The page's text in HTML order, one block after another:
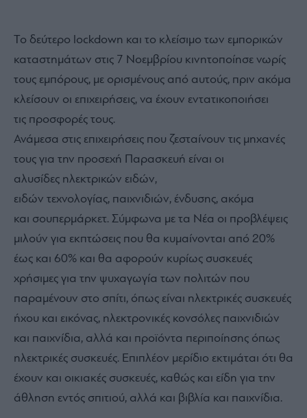
Το δεύτερο lockdown και το κλείσιμο των εμπορικών
καταστημάτων στις 7 Νοεμβρίου κινητοποίησε νωρίς
τους εμπόρους, με ορισμένους από αυτούς, πριν ακόμα
κλείσουν οι επιχειρήσεις, να έχουν εντατικοποιήσει
τις προσφορές τους.
Ανάμεσα στις επιχειρήσεις που ζεσταίνουν τις μηχανές
τους για την προσεχή Παρασκευή είναι οι
αλυσίδες ηλεκτρικών ειδών,
ειδών τεχνολογίας, παιχνιδιών, ένδυσης, ακόμα
και σουπερμάρκετ. Σύμφωνα με τα Νέα οι προβλέψεις
μιλούν για εκπτώσεις που θα κυμαίνονται από 20%
έως και 60% και θα αφορούν κυρίως συσκευές
χρήσιμες για την ψυχαγωγία των πολιτών που
παραμένουν στο σπίτι, όπως είναι ηλεκτρικές συσκευές
ήχου και εικόνας, ηλεκτρονικές κονσόλες παιχνιδιών
και παιχνίδια, αλλά και προϊόντα περιποίησης όπως
ηλεκτρικές συσκευές. Επιπλέον μερίδιο εκτιμάται ότι θα
έχουν και οικιακές συσκευές, καθώς και είδη για την
άθληση εντός σπιτιού, αλλά και βιβλία και παιχνίδια.